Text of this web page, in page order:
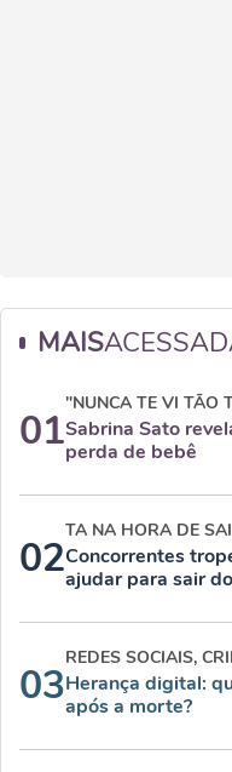
MAIS
01
"NUNCA TE VI TÃO
Sabrina Sato
perda de bebê
02
TA NA HORA DE
Concorrentes
ajudar para sair
03
REDES SOCIAIS,
Herança digital:
após a morte?